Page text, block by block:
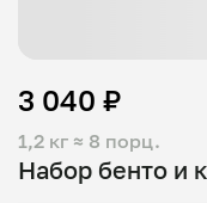
Набор бенто и
1,2 кг ≈ 8 порц.
3 040 ₽